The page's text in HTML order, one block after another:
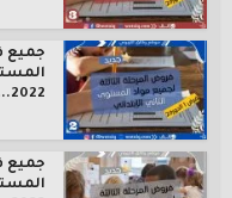
جميع
2022...
جميع